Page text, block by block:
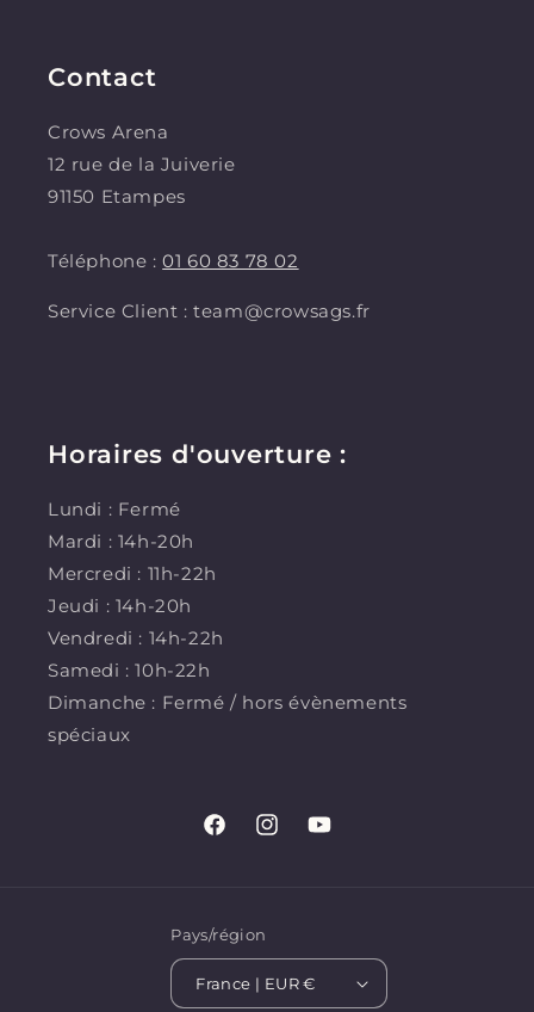
Contact
Crows Arena
12 rue de la Juiverie
91150 Etampes
Téléphone :01 60 83 78 02
Service Client : team@crowsags.fr
Horaires d'ouverture :
Lundi : Fermé
Mardi : 14h-20h
Mercredi : 11h-22h
Jeudi : 14h-20h
Vendredi : 14h-22h
Samedi : 10h-22h
Dimanche : Fermé / hors évènements
spéciaux
FacebookInstagramYouTube
Pays/région
France | EUR €